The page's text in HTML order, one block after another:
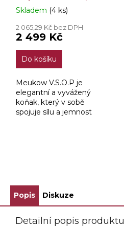
Průměrné
produktu
je
5,0
5
hvězdiček.
Skladem (4 ks)
2 065,29 Kč bez DPH
2 499 Kč
Do košíku
Meukow V.S.O.P je
elegantní a vyvážený
koňak, který v sobě
spojuje sílu a jemnost
Popis Diskuze
Detailní popis produktu